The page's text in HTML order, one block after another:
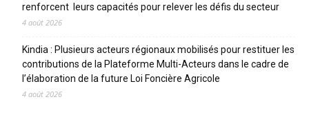
renforcent leurs capacités pour relever les défis du secteur
4 août 2026
Kindia : Plusieurs acteurs régionaux mobilisés pour restituer les
contributions de la Plateforme Multi-Acteurs dans le cadre de
l’élaboration de la future Loi Foncière Agricole
4 août 2026